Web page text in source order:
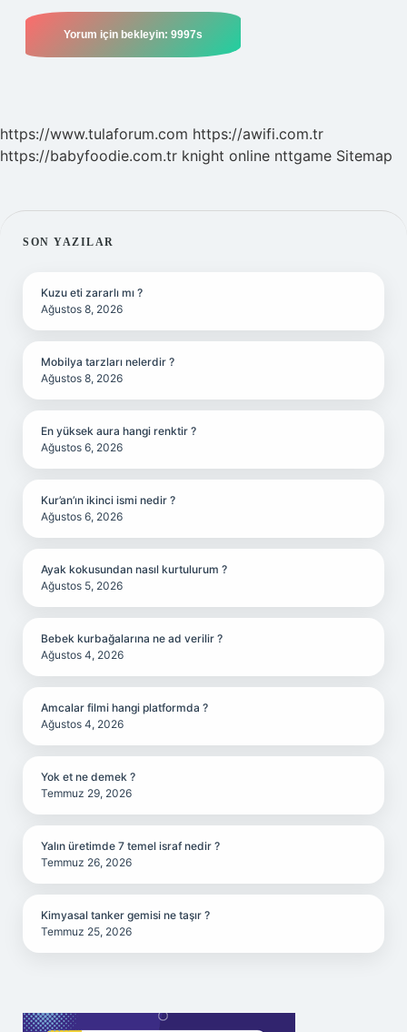
https://www.tulaforum.com https://awifi.com.tr
https://babyfoodie.com.tr knight online nttgame Sitemap
SIDEBAR
SON YAZILAR
Kuzu eti zararlı mı ?
Ağustos 8, 2026
Mobilya tarzları nelerdir ?
Ağustos 8, 2026
En yüksek aura hangi renktir ?
Ağustos 6, 2026
Kur’an’ın ikinci ismi nedir ?
Ağustos 6, 2026
Ayak kokusundan nasıl kurtulurum ?
Ağustos 5, 2026
Bebek kurbağalarına ne ad verilir ?
Ağustos 4, 2026
Amcalar filmi hangi platformda ?
Ağustos 4, 2026
Yok et ne demek ?
Temmuz 29, 2026
Yalın üretimde 7 temel israf nedir ?
Temmuz 26, 2026
Kimyasal tanker gemisi ne taşır ?
Temmuz 25, 2026